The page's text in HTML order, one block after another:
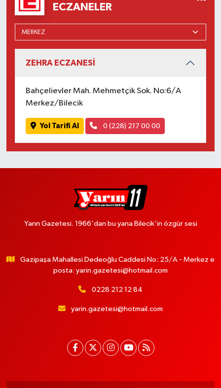
ECZANELER
ZEHRA ECZANESİ
Bahçelievler Mah. Mehmetçik Sok. No:6/A
Merkez/Bilecik
Yol Tarifi Al 0 (228) 217 00 00
Yarın Gazetesi. 1966'dan bu yana Bilecik'in özgür sesi
Gazipaşa Mahallesi Dedeoğlu Caddesi No: 25/A - Merkez e
posta: yarin.gazetesi@hotmail.com
0228 212 12 84
yarin.gazetesi@hotmail.com